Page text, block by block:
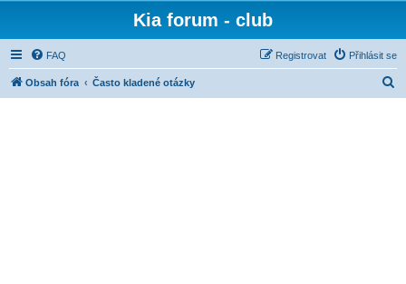
Kia forum - club
FAQ Přihlásit se
Registrovat
Obsah fóra Často kladené otázky